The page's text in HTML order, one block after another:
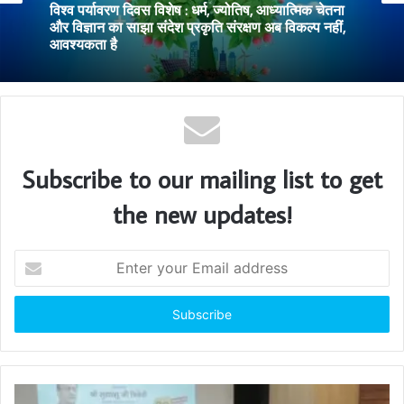
विश्व पर्यावरण दिवस विशेष : धर्म, ज्योतिष, आध्यात्मिक चेतना
और विज्ञान का साझा संदेश प्रकृति संरक्षण अब विकल्प नहीं,
आवश्यकता है
Subscribe to our mailing list to get
the new updates!
t
r
y